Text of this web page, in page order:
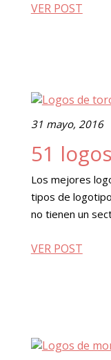
VER POST
31 mayo, 2016
51
Los mejores
tipos de
no tienen un
VER POST